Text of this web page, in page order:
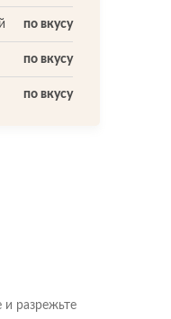
по вкусу
по вкусу
по вкусу
разрежьте